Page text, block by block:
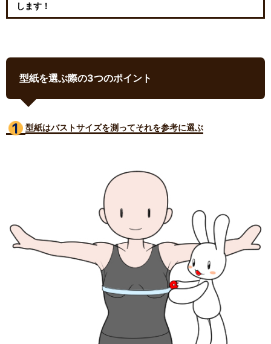
します！
型紙を選ぶ際の3つのポイント
型紙はバストサイズを測ってそれを参考に選ぶ